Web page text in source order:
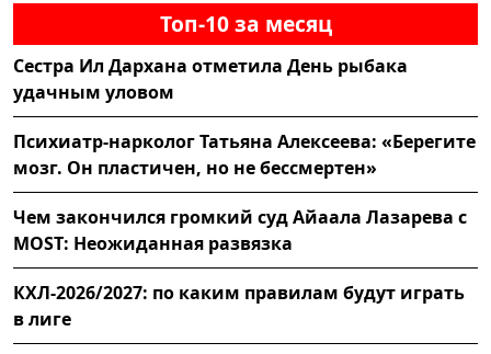
Топ-10 за месяц
Сестра Ил Дархана отметила День рыбака
удачным уловом
Психиатр-нарколог Татьяна Алексеева: «Берегите
мозг. Он пластичен, но не бессмертен»
Чем закончился громкий суд Айаала Лазарева с
MOST: Неожиданная развязка
КХЛ-2026/2027: по каким правилам будут играть
в лиге